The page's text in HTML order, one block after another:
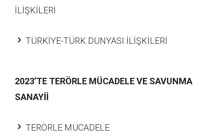
İLİŞKİLERİ
TÜRKİYE-TÜRK DÜNYASI İLİŞKİLERİ
2023’TE TERÖRLE MÜCADELE VE SAVUNMA
SANAYİİ
TERÖRLE MÜCADELE